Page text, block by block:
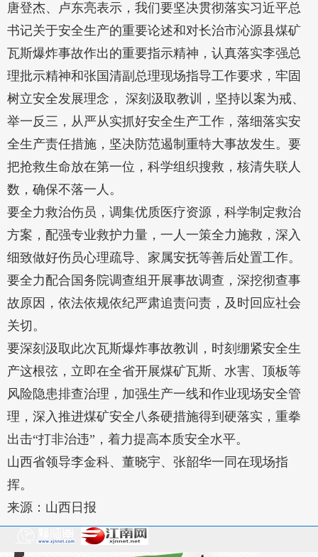
唐登杰、卢东亮表示，我们要坚决贯彻落实习近平总
书记关于安全生产的重要论述和对长治市沁源县煤矿
瓦斯爆炸事故作出的重要指示精神，认真落实李强总
理批示精神和张国清副总理现场指导工作要求，牢固
树立安全发展理念， 深刻汲取教训，坚持以案为戒、
举一反三，从严从实抓好安全生产工作，落细落实安
全生产责任措施，坚决防范遏制重特大事故发生。要
把抢救生命放在第一位，科学组织搜救，核清失联人
数，确保不落一人。
要全力救治伤员，调集优质医疗资源，科学制定救治
方案，配强专业救护力量，一人一策全力施救，深入
细致做好伤员心理疏导、家属安抚等善后处置工作。
要全力配合国务院调查组开展事故调查，深挖彻查事
故原因，依法依规依纪严肃追责问责，及时回应社会
关切。
要深刻汲取此次瓦斯爆炸事故教训，时刻绷紧安全生
产这根弦，立即在全省开展煤矿瓦斯、水害、顶板等
风险隐患排查治理，加强生产一线和作业现场安全管
理，深入推进煤矿安全八条硬措施得到硬落实，重拳
出击“打非治违”，着力提高本质安全水平。
山西省领导李金科、董晓宇、张韶华一同在现场指
挥。
来源：山西日报